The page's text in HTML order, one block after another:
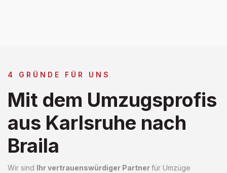
4 GRÜNDE FÜR UNS
Mit dem Umzugsprofis
aus Karlsruhe nach
Braila
Wir sind Ihr vertrauenswürdiger Partnerfür Umzüge